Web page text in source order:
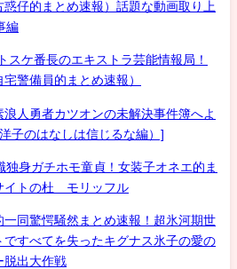
仔的まとめ速報）話題な動画取り上
編
スケ番長のエキストラ芸能情報局！
警備員的まとめ速報）
人勇者カツオンの未解決事件簿へよ
子のはなしは信じるな編）]
身ガチホモ童貞！女装子オネエ的ま
イトの杜 モリッフル
同驚愕騒然まとめ速報！超氷河期世
すべてを失ったキグナス氷子の愛の
脱出大作戦